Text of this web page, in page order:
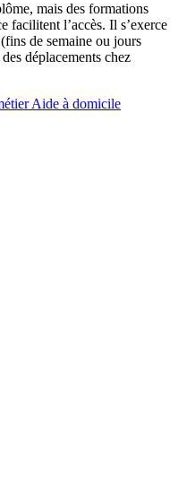
mais des formations
facilitent l’accès. Il s’exerce
de semaine ou jours
déplacements chez
Aide à domicile